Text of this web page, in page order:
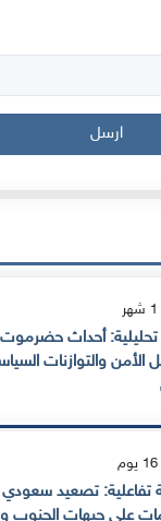
ارسل
تحليلية: أحداث
الأمن والتوازنات
تفاعلية: تصعيد
على جبهات الجنوب